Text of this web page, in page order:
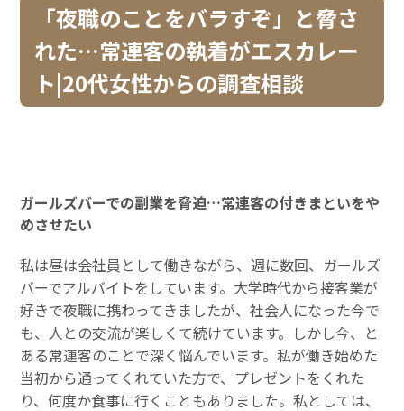
「夜職のことをバラすぞ」と脅さ
れた…常連客の執着がエスカレー
ト|20代女性からの調査相談
ガールズバーでの副業を脅迫…常連客の付きまといをや
めさせたい
私は昼は会社員として働きながら、週に数回、ガールズ
バーでアルバイトをしています。大学時代から接客業が
好きで夜職に携わってきましたが、社会人になった今で
も、人との交流が楽しくて続けています。しかし今、と
ある常連客のことで深く悩んでいます。私が働き始めた
当初から通ってくれていた方で、プレゼントをくれた
り、何度か食事に行くこともありました。私としては、